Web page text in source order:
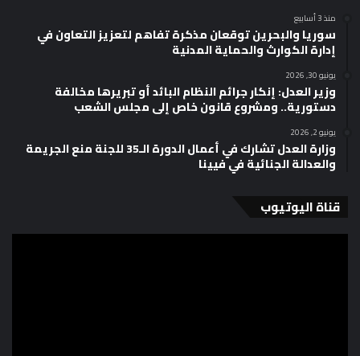
منذ 3 أسابيع
سوريا والبحرين توقعان مذكرة تفاهم لتعزيز التعاون في
إدارة الكوارث والحماية المدنية
يونيو 30, 2026
وزير العدل: إنكار جرائم النظام البائد أو تبريرها مخالفة
دستورية.. ومشروع قانون خاص إلى مجلس الشعب
يونيو 2, 2026
وزارة العدل تشارك في أعمال الدورة الـ35 للجنة منع الجريمة
والعدالة الجنائية في فيينا
قناة اليوتيوب